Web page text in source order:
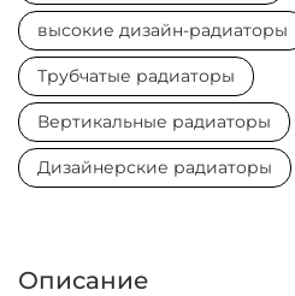
высокие дизайн-радиаторы
Трубчатые радиаторы
Вертикальные радиаторы
Дизайнерские радиаторы
Описание